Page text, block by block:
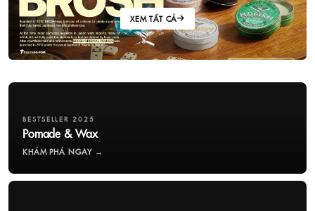
XEM TẤT CẢ
BESTSELLER 2025
Pomade & Wax
KHÁM PHÁ NGAY →